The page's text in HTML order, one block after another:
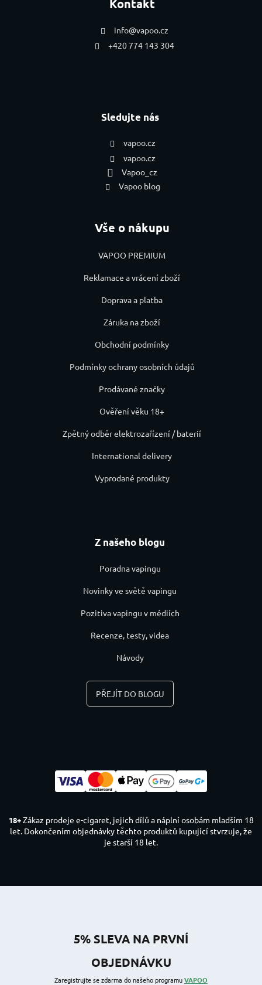
Kontakt
info@vapoo.cz
+420 774 143 304
Sledujte nás
vapoo.cz
vapoo.cz
Vapoo_cz
Vapoo blog
Vše o nákupu
VAPOO PREMIUM
Reklamace a vrácení zboží
Doprava a platba
Záruka na zboží
Obchodní podmínky
Podmínky ochrany osobních údajů
Prodávané značky
Ověření věku 18+
Zpětný odběr elektrozařízení / baterií
International delivery
Vyprodané produkty
Z našeho blogu
Poradna vapingu
Novinky ve světě vapingu
Pozitiva vapingu v médiích
Recenze, testy, videa
Návody
PŘEJÍT DO BLOGU
18+Zákaz prodeje e-cigaret, jejich dílů a náplní osobám mladším 18
let. Dokončením objednávky těchto produktů kupující stvrzuje, že
je starší 18 let.
5% SLEVA NA PRVNÍ
OBJEDNÁVKU
Zaregistrujte se zdarma do našeho programuVAPOO